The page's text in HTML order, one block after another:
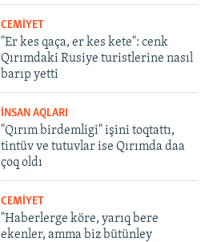
CEMİYET
"Er kes qaça, er kes kete": cenk
Qırımdaki Rusiye turistlerine nasıl
barıp yetti
İNSAN AQLARI
"Qırım birdemligi" işini toqtattı,
tintüv ve tutuvlar ise Qırımda daa
çoq oldı
CEMİYET
"Haberlerge köre, yarıq bere
ekenler, amma biz bütünley